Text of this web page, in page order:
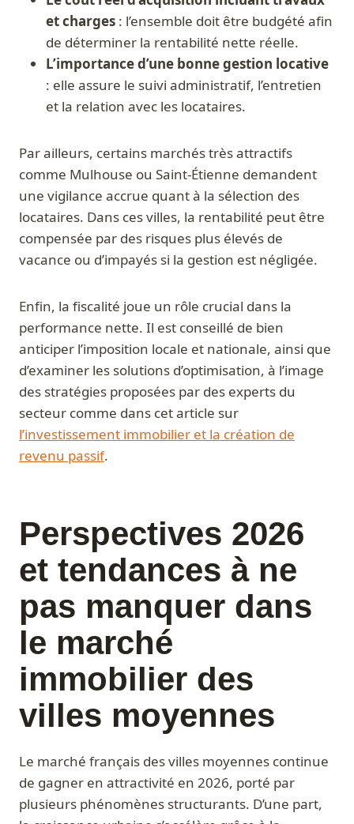
et charges : l’ensemble doit être budgété afin
de déterminer la rentabilité nette réelle.
L’importance d’une bonne gestion locative
: elle assure le suivi administratif, l’entretien
et la relation avec les locataires.
Par ailleurs, certains marchés très attractifs
comme Mulhouse ou Saint-Étienne demandent
une vigilance accrue quant à la sélection des
locataires. Dans ces villes, la rentabilité peut être
compensée par des risques plus élevés de
vacance ou d’impayés si la gestion est négligée.
Enfin, la fiscalité joue un rôle crucial dans la
performance nette. Il est conseillé de bien
anticiper l’imposition locale et nationale, ainsi que
d’examiner les solutions d’optimisation, à l’image
des stratégies proposées par des experts du
secteur comme dans cet article sur
l’investissement immobilier et la création de
revenu passif.
Perspectives 2026
et tendances à ne
pas manquer dans
le marché
immobilier des
villes moyennes
Le marché français des villes moyennes continue
de gagner en attractivité en 2026, porté par
plusieurs phénomènes structurants. D’une part,